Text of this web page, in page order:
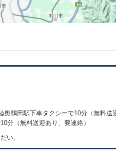
鶴田駅下車タクシーで10分（無料送
分（無料送迎あり、要連絡）
い。